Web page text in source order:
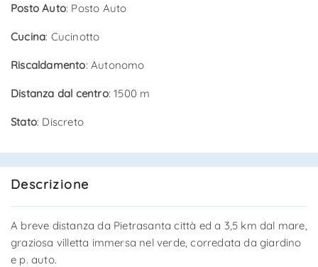
Posto Auto: Posto Auto
Cucina: Cucinotto
Riscaldamento: Autonomo
Distanza dal centro: 1500 m
Stato: Discreto
Descrizione
A breve distanza da Pietrasanta città ed a 3,5 km dal mare,
graziosa villetta immersa nel verde, corredata da giardino
e p. auto.